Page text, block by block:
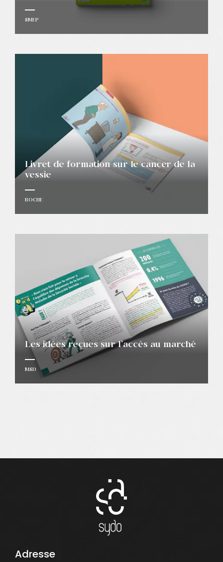
SMEP
Livret de formation sur le cancer de la
vessie
ROCHE
Les idées reçues sur l’accès au marché
MSD
Adresse